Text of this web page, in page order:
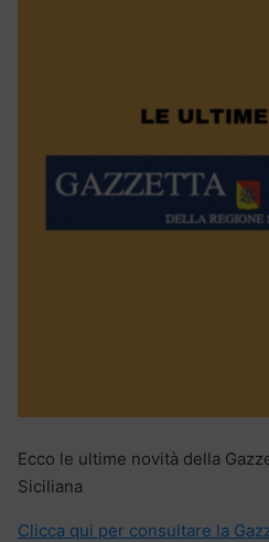
Ecco le ultime novità della
Siciliana
Clicca qui per consultare la